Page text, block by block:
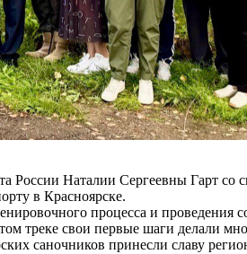
России Наталии Сергеевны Гарт со
в Красноярске.
процесса и проведения
треке свои первые шаги делали
саночников принесли славу